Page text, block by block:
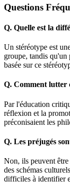
Questions
Q. Quelle est la
Un stéréotype est
groupe, tandis qu'un
basée sur ce
Q. Comment lutter
Par l'éducation
réflexion et la
préconisaient les
Q. Les préjugés
Non, ils peuvent
des schémas
difficiles à identifier